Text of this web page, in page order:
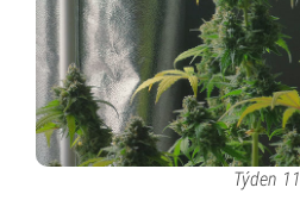
Týden 11